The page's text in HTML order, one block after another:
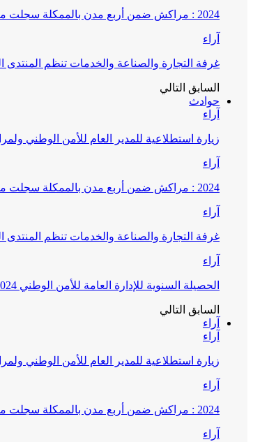
2024 : مراكش ضمن أربع مدن بالممكلة سجلت مامجموعه 656 قضية تتعلق بغسيل الأموال
آراء
غرفة التجارة والصناعة والخدمات تنظم
السابق التالي
حوادث
آراء
زيارة استطلاعية للمدير العام للأمن الوطني
آراء
2024 : مراكش ضمن أربع مدن بالممكلة سجلت مامجموعه 656 قضية تتعلق بغسيل الأموال
آراء
غرفة التجارة والصناعة والخدمات تنظم
آراء
الحصيلة السنوية للإدارة العامة للأمن الوطني 2024
السابق التالي
آراء
آراء
زيارة استطلاعية للمدير العام للأمن الوطني
آراء
2024 : مراكش ضمن أربع مدن بالممكلة سجلت مامجموعه 656 قضية تتعلق بغسيل الأموال
آراء